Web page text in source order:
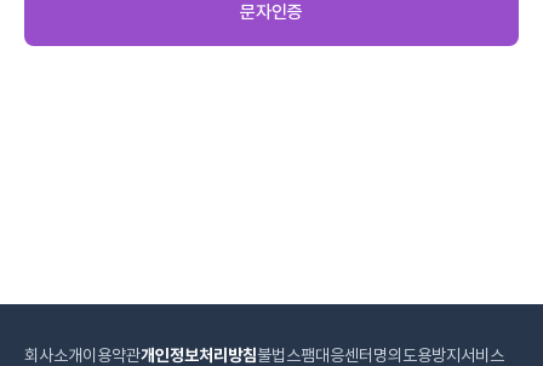
문자인증
회사소개이용약관개인정보처리방침불법스팸대응센터 명의도용방지서비스